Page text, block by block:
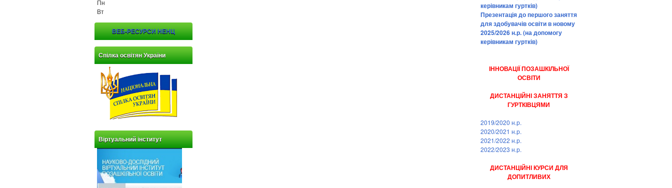
Пн
Вт
ВЕБ-РЕСУРСИ НЕНЦ
Спілка освітян України
Віртуальний інститут
керівникам гуртків)
Презентація до першого заняття
для здобувачів освіти в новому
2025/2026 н.р. (на допомогу
керівникам гуртків)
ІННОВАЦІЇ ПОЗАШКІЛЬНОЇ
ОСВІТИ
ДИСТАНЦІЙНІ ЗАНЯТТЯ З
ГУРТКІВЦЯМИ
2019/2020 н.р.
2020/2021 н.р.
2021/2022 н.р.
2022/2023 н.р.
ДИСТАНЦІЙНІ КУРСИ ДЛЯ
ДОПИТЛИВИХ